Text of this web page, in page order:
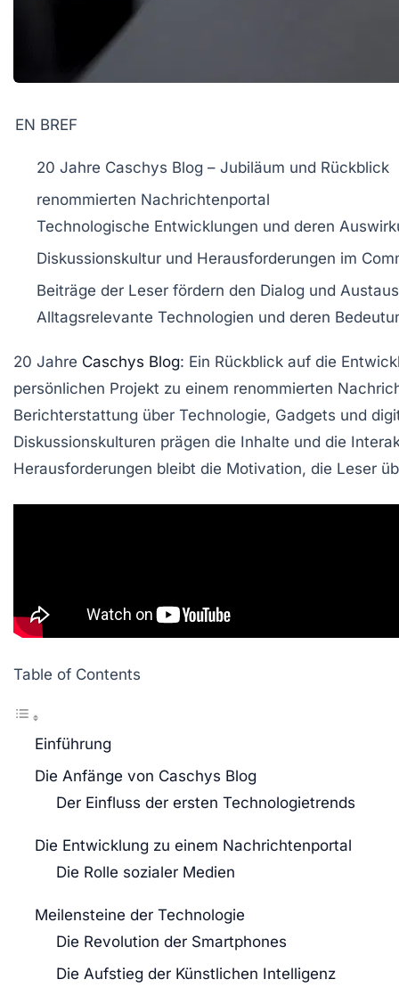
EN BREF
20 Jahre Caschys Blog – Jubiläum und Rückblick
renommierten Nachrichtenportal
Technologische Entwicklungen und deren
Diskussionskultur und Herausforderungen im
Beiträge der Leser fördern den Dialog und
Alltagsrelevante Technologien und deren
20 Jahre Caschys Blog: Ein Rückblick auf die
persönlichen Projekt zu einem renommierten
Berichterstattung über Technologie, Gadgets und
Diskussionskulturen prägen die Inhalte und die
Herausforderungen bleibt die Motivation, die Leser
Table of Contents
Einführung
Die Anfänge von Caschys Blog
Der Einfluss der ersten Technologietrends
Die Entwicklung zu einem Nachrichtenportal
Die Rolle sozialer Medien
Meilensteine der Technologie
Die Revolution der Smartphones
Die Aufstieg der Künstlichen Intelligenz